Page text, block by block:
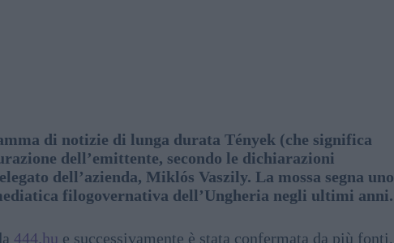
di notizie di lunga durata Tények (che significa
dell’emittente, secondo le dichiarazioni
dell’azienda, Miklós Vaszily. La mossa segna uno
filogovernativa dell’Ungheria negli ultimi anni.
444.hu e successivamente è stata confermata da più fonti,